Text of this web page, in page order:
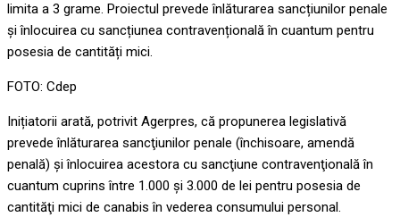
limita a 3 grame. Proiectul prevede înlăturarea sancțiunilor penale
și înlocuirea cu sancțiunea contravențională în cuantum pentru
posesia de cantități mici.
FOTO: Cdep
Inițiatorii arată, potrivit Agerpres, că propunerea legislativă
prevede înlăturarea sancţiunilor penale (închisoare, amendă
penală) şi înlocuirea acestora cu sancţiune contravenţională în
cuantum cuprins între 1.000 şi 3.000 de lei pentru posesia de
cantităţi mici de canabis în vederea consumului personal.